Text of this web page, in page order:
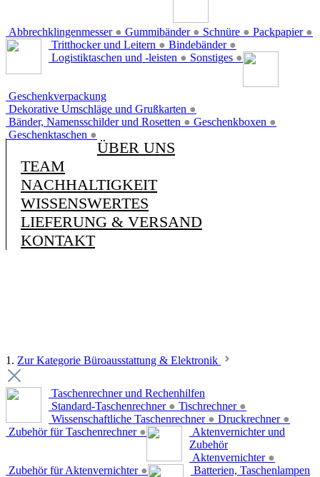
Abbrechklingenmesser ● Gummibänder ● Schnüre ● Packpapier ●
Tritthocker und Leitern ● Bindebänder ●
Logistiktaschen und -leisten ● Sonstiges ●
Geschenkverpackung
Dekorative Umschläge und Grußkarten ●
Bänder, Namensschilder und Rosetten ● Geschenkboxen ●
Geschenktaschen ●
ÜBER UNS
TEAM
NACHHALTIGKEIT
WISSENSWERTES
LIEFERUNG & VERSAND
KONTAKT
1. Zur Kategorie Büroausstattung & Elektronik
Taschenrechner und Rechenhilfen
Standard-Taschenrechner ● Tischrechner ●
Wissenschaftliche Taschenrechner ● Druckrechner ●
Zubehör für Taschenrechner ●
Aktenvernichter und
Zubehör
Aktenvernichter ●
Zubehör für Aktenvernichter ● Batterien, Taschenlampen